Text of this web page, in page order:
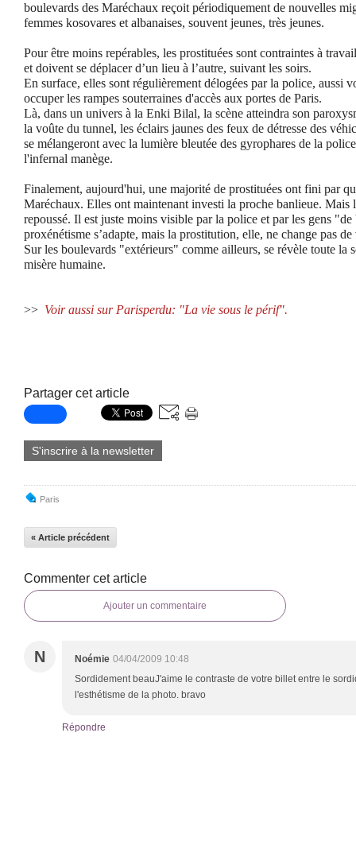
boulevards des Maréchaux reçoit périodiquement de nouvelles
femmes kosovares et albanaises, souvent jeunes, très jeunes.
Pour être moins repérables, les prostituées sont contraintes à
et doivent se déplacer d’un lieu à l’autre, suivant les soirs.
En surface, elles sont régulièrement délogées par la police, aussi
occuper les rampes souterraines d'accès aux portes de Paris.
Là, dans un univers à la Enki Bilal, la scène atteindra son
la voûte du tunnel, les éclairs jaunes des feux de détresse des
se mélangeront avec la lumière bleutée des gyrophares de la
l'infernal manège.
Finalement, aujourd'hui, une majorité de prostituées ont fini par
Maréchaux. Elles ont maintenant investi la proche banlieue. Mais
repoussé. Il est juste moins visible par la police et par les gens
proxénétisme s’adapte, mais la prostitution, elle, ne change pas de
Sur les boulevards "extérieurs" comme ailleurs, se révèle toute la
misère humaine.
>> Voir aussi sur Parisperdu: "La vie sous le périf".
Partager cet article
S'inscrire à la newsletter
Paris
« Article précédent
Commenter cet article
Ajouter un commentaire
N Noémie 04/04/2009 10:48
Sordidement beauJ'aime le contraste de votre billet entre le
l'esthétisme de la photo. bravo
Répondre